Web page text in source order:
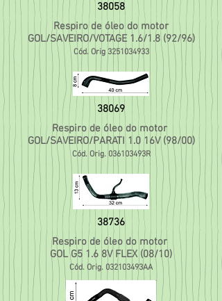
38058
Respiro de óleo do motor
GOL/SAVEIRO/VOTAGE 1.6/1.8 (92/96)
Cód. Orig 3251034933
38069
Respiro de óleo do motor
GOL/SAVEIRO/PARATI 1.0 16V (98/00)
Cód. Orig. 036103493R
38736
Respiro de óleo do motor
GOL G5 1.6 8V FLEX (08/10)
Cód. Orig. 032103493AA